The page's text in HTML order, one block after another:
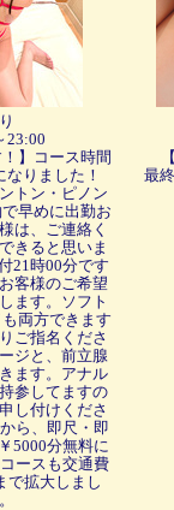
ます。
い。
ため、
す。
ます)
分。
。
します。
ます。
出ます)
します。
23:00
！】コース時間
なりました！
トン・ピノン
早めに出勤お
は、ご連絡く
きると思いま
21時00分です
客様のご希望
ます。ソフト
両方できます
ご指名くださ
ジと、前立腺
ます。アナル
参してますの
し付けくださ
ら、即尺・即
5000分無料に
ースも交通費
で拡大しまし
最